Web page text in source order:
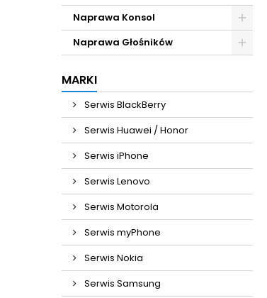
Naprawa Konsol
Naprawa Głośników
MARKI
Serwis BlackBerry
Serwis Huawei / Honor
Serwis iPhone
Serwis Lenovo
Serwis Motorola
Serwis myPhone
Serwis Nokia
Serwis Samsung